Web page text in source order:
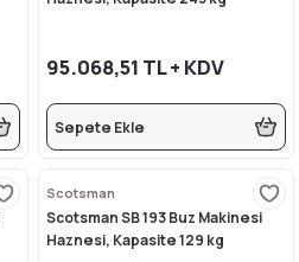
95.068,51 TL + KDV
Sepete Ekle
Scotsman
Scotsman SB 193 Buz Makinesi
Haznesi, Kapasite 129 kg